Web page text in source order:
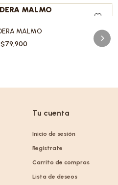
MALMO
$79,900
Tu cuenta
Inicio de sesión
Regístrate
Carrito de compras
Lista de deseos